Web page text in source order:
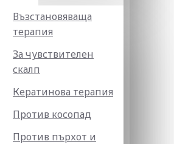
Възстановяваща
терапия
За чувствителен
скалп
Кератинова терапия
Против косопад
Против пърхот и